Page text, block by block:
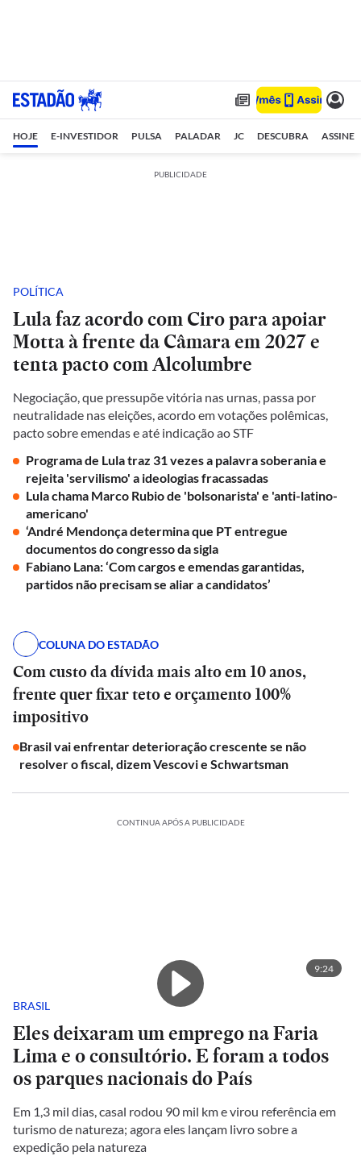
HOJE E-INVESTIDOR PULSA PALADAR JC DESCUBRA ASSINE
PUBLICIDADE
POLÍTICA
Lula faz acordo com Ciro para apoiar
Motta à frente da Câmara em 2027 e
tenta pacto com Alcolumbre
Negociação, que pressupõe vitória nas urnas, passa por
neutralidade nas eleições, acordo em votações polêmicas,
pacto sobre emendas e até indicação ao STF
Programa de Lula traz 31 vezes a palavra soberania e
rejeita 'servilismo' a ideologias fracassadas
Lula chama Marco Rubio de 'bolsonarista' e 'anti-latino-
americano'
‘André Mendonça determina que PT entregue
documentos do congresso da sigla
Fabiano Lana: ‘Com cargos e emendas garantidas,
partidos não precisam se aliar a candidatos’
COLUNA DO ESTADÃO
Com custo da dívida mais alto em 10 anos,
frente quer fixar teto e orçamento 100%
impositivo
Brasil vai enfrentar deterioração crescente se não
resolver o fiscal, dizem Vescovi e Schwartsman
CONTINUA APÓS A PUBLICIDADE
9:24
BRASIL
Eles deixaram um emprego na Faria
Lima e o consultório. E foram a todos
os parques nacionais do País
Em 1,3 mil dias, casal rodou 90 mil km e virou referência em
turismo de natureza; agora eles lançam livro sobre a
expedição pela natureza